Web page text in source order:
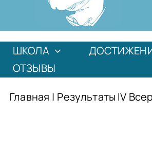
ШКОЛА
ОТЗЫВЫ
Главная | Результаты IV